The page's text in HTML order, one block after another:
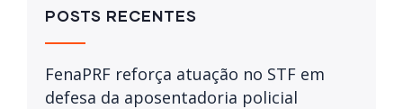
POSTS RECENTES
FenaPRF reforça atuação no STF em
defesa da aposentadoria policial